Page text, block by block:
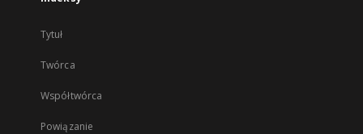
Tytuł
Twórca
Współtwórca
Powiązanie